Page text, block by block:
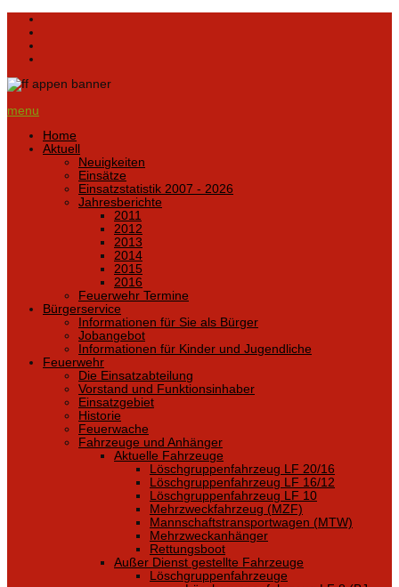
menu
Home
Aktuell
Neuigkeiten
Einsätze
Einsatzstatistik 2007 - 2026
Jahresberichte
2011
2012
2013
2014
2015
2016
Feuerwehr Termine
Bürgerservice
Informationen für Sie als Bürger
Jobangebot
Informationen für Kinder und Jugendliche
Feuerwehr
Die Einsatzabteilung
Vorstand und Funktionsinhaber
Einsatzgebiet
Historie
Feuerwache
Fahrzeuge und Anhänger
Aktuelle Fahrzeuge
Löschgruppenfahrzeug LF 20/16
Löschgruppenfahrzeug LF 16/12
Löschgruppenfahrzeug LF 10
Mehrzweckfahrzeug (MZF)
Mannschaftstransportwagen (MTW)
Mehrzweckanhänger
Rettungsboot
Außer Dienst gestellte Fahrzeuge
Löschgruppenfahrzeuge